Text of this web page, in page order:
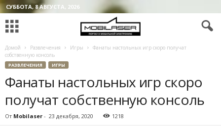
СУББОТА, 8 АВГУСТА, 2026
Домой Развлечения Игры
Фанаты настольных игр скоро получат
собственную консоль
РАЗВЛЕЧЕНИЯ ИГРЫ
Фанаты настольных игр скоро
получат собственную консоль
От Mobilaser - 23 декабря, 2020 1218